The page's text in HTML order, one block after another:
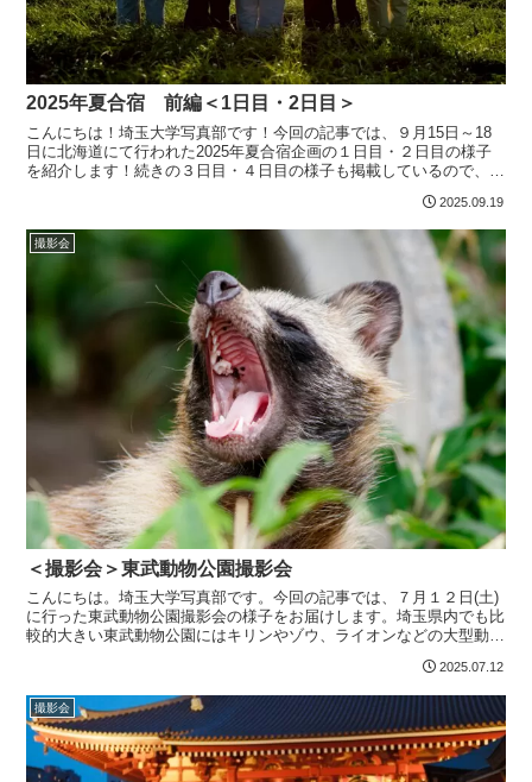
2025年夏合宿 前編＜1日目・2日目＞
こんにちは！埼玉大学写真部です！今回の記事では、９月15日～18
日に北海道にて行われた2025年夏合宿企画の１日目・２日目の様子
を紹介します！続きの３日目・４日目の様子も掲載しているので、是
2025.09.19
撮影会
＜撮影会＞東武動物公園撮影会
こんにちは。埼玉大学写真部です。今回の記事では、７月１２日(土)
に行った東武動物公園撮影会の様子をお届けします。埼玉県内でも比
較的大きい東武動物公園にはキリンやゾウ、ライオンなどの大型動物
2025.07.12
撮影会